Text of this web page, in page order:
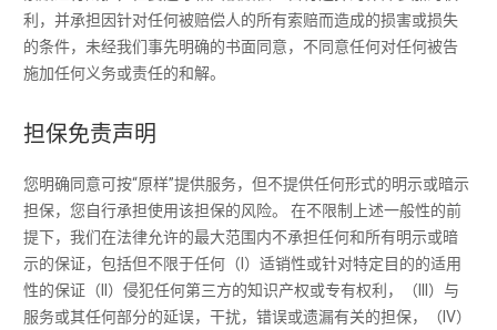
利，并承担因针对任何被赔偿人的所有索赔而造成的损害或损失
的条件，未经我们事先明确的书面同意，不同意任何对任何被告
施加任何义务或责任的和解。
担保免责声明
您明确同意可按“原样”提供服务，但不提供任何形式的明示或暗示
担保，您自行承担使用该担保的风险。 在不限制上述一般性的前
提下，我们在法律允许的最大范围内不承担任何和所有明示或暗
示的保证，包括但不限于任何（I）适销性或针对特定目的的适用
性的保证（II）侵犯任何第三方的知识产权或专有权利，（III）与
服务或其任何部分的延误，干扰，错误或遗漏有关的担保，（IV）